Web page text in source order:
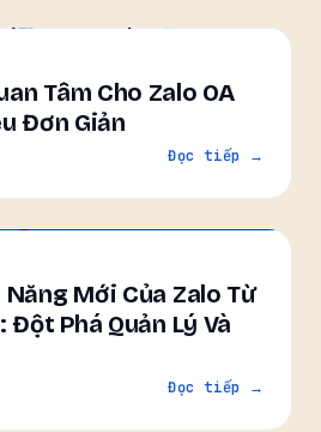
Tâm Cho Zalo OA
Đơn Giản
Đọc tiếp →
Mới Của Zalo Từ
Đột Phá Quản Lý Và
Đọc tiếp →